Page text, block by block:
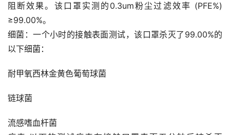
阻断效果。该口罩实测的0.3um粉尘过滤效率 (PFE%)
≥99.00%。
细菌：一个小时的接触表面测试，该口罩杀灭了99.00%的
以下细菌：
耐甲氧西林金黄色葡萄球菌
链球菌
流感嗜血杆菌